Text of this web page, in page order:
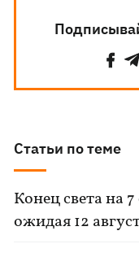
Статьи по теме
Конец света на
ожидая 12